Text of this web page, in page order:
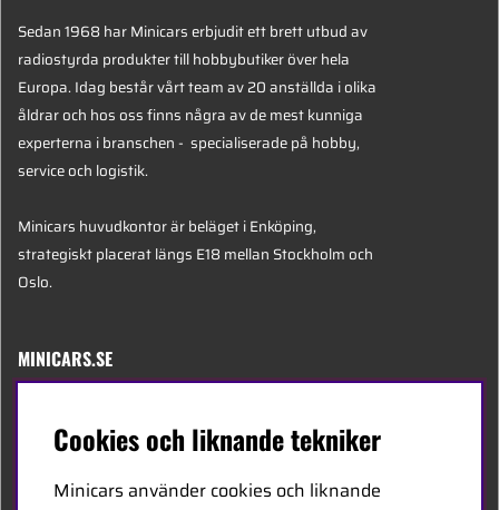
Sedan 1968 har Minicars erbjudit ett brett utbud av
radiostyrda produkter till hobbybutiker över hela
Europa. Idag består vårt team av 20 anställda i olika
åldrar och hos oss finns några av de mest kunniga
experterna i branschen - specialiserade på hobby,
service och logistik.
Minicars huvudkontor är beläget i Enköping,
strategiskt placerat längs E18 mellan Stockholm och
Oslo.
MINICARS.SE
Cookies och liknande tekniker
Minicars använder cookies och liknande